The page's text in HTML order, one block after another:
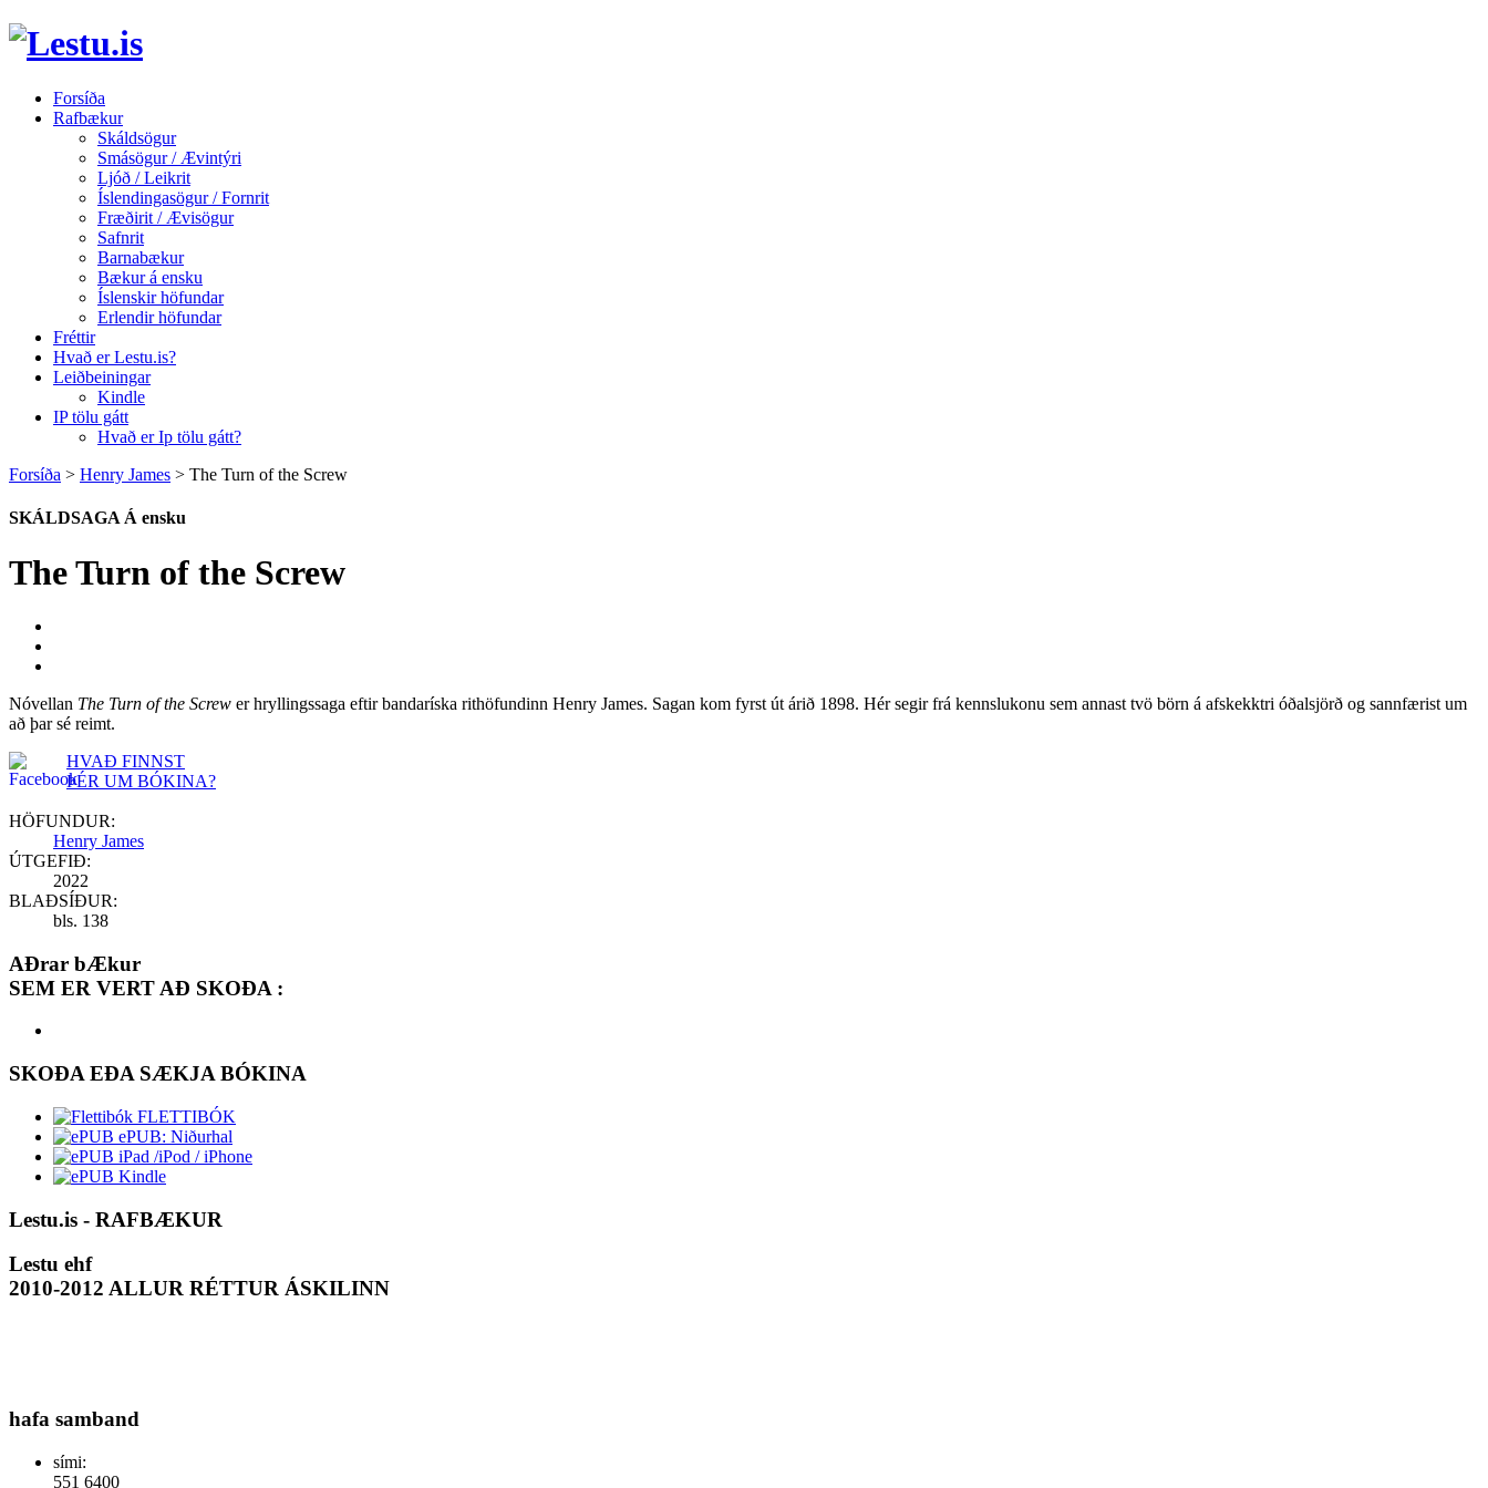
Forsíða
Rafbækur
Skáldsögur
Smásögur / Ævintýri
Ljóð / Leikrit
Íslendingasögur / Fornrit
Fræðirit / Ævisögur
Safnrit
Barnabækur
Bækur á ensku
Íslenskir höfundar
Erlendir höfundar
Fréttir
Hvað er Lestu.is?
Leiðbeiningar
Kindle
IP tölu gátt
Hvað er Ip tölu gátt?
Forsíða > Henry James > The Turn of the Screw
SKÁLDSAGA Á ensku
The Turn of the Screw
Nóvellan The Turn of the Screw er hryllingssaga eftir bandaríska rithöfundinn Henry James. Sagan kom fyrst út árið 1898. Hér segir frá kennslukonu sem annast tvö börn á afskekktri óðalsjörð og sannfærist um
að þar sé reimt.
HVAÐ FINNST
ÞÉR UM BÓKINA?
HÖFUNDUR:
Henry James
ÚTGEFIÐ:
2022
BLAÐSÍÐUR:
bls. 138
AÐrar bÆkur
SEM ER VERT AÐ SKOÐA :
SKOÐA EÐA SÆKJA BÓKINA
FLETTIBÓK
ePUB: Niðurhal
iPad /iPod / iPhone
Kindle
Lestu.is - RAFBÆKUR
Lestu ehf
2010-2012 ALLUR RÉTTUR ÁSKILINN
hafa samband
sími:
551 6400